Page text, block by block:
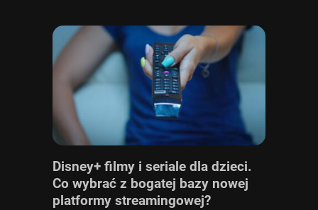
Disney+ filmy i seriale dla dzieci.
Co wybrać z bogatej bazy nowej
platformy streamingowej?